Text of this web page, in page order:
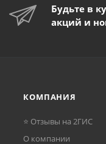
Будьте в
акций и
КОМПАНИЯ
⭐ Отзывы на 2ГИС
О компании